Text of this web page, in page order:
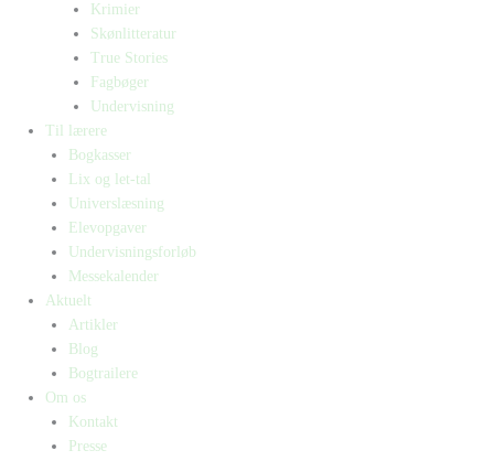
Krimier
Skønlitteratur
True Stories
Fagbøger
Undervisning
Til lærere
Bogkasser
Lix og let-tal
Universlæsning
Elevopgaver
Undervisningsforløb
Messekalender
Aktuelt
Artikler
Blog
Bogtrailere
Om os
Kontakt
Presse